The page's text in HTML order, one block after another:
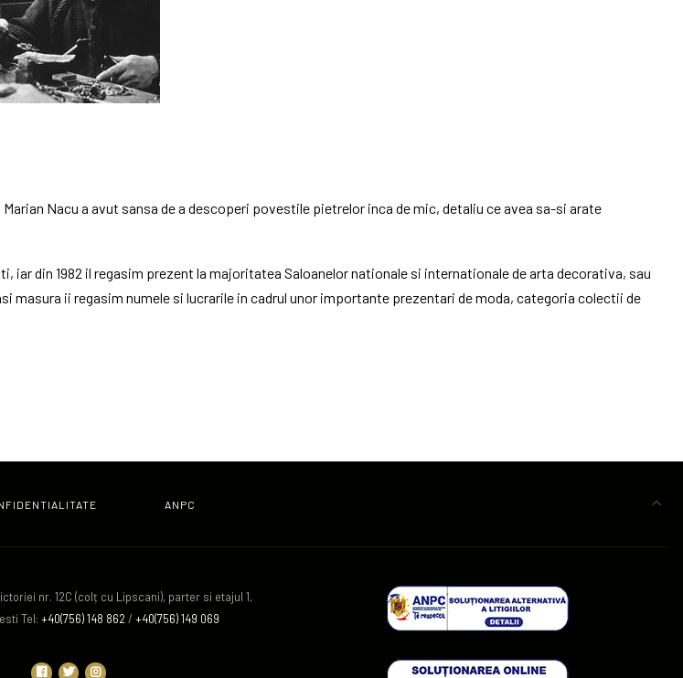
Nacu a avut sansa de a descoperi povestile pietrelor inca de mic, detaliu ce avea sa-si arate
iar din 1982 il regasim prezent la majoritatea Saloanelor nationale si internationale de arta decorativa, sau
masura ii regasim numele si lucrarile in cadrul unor importante prezentari de moda, categoria colectii de
sa umble pe taramuri miraculoase care ni se dezvaluie fiecaruia dintre noi intr-o maniera unica.
Chiar gazda, la finalul evenimentului, mi-a spus ca unul dintre obiectele decorative pe care le
realizez, inca o data in plus, faptul ca eu mi-am gasit menirea si asta ma bucura nespus.”
ANPC
nr. 12C (colț cu Lipscani), parter si etajul 1,
Tel: +40(756) 148 862/ +40(756) 149 069